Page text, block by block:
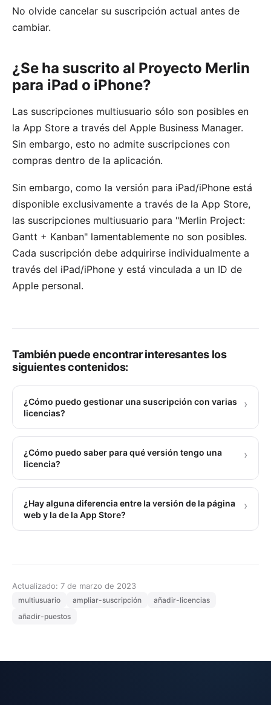
No olvide cancelar su suscripción actual antes de
cambiar.
¿Se ha suscrito al Proyecto Merlin
para iPad o iPhone?
Las suscripciones multiusuario sólo son posibles en
la App Store a través del Apple Business Manager.
Sin embargo, esto no admite suscripciones con
compras dentro de la aplicación.
Sin embargo, como la versión para iPad/iPhone está
disponible exclusivamente a través de la App Store,
las suscripciones multiusuario para "Merlin Project:
Gantt + Kanban" lamentablemente no son posibles.
Cada suscripción debe adquirirse individualmente a
través del iPad/iPhone y está vinculada a un ID de
Apple personal.
También puede encontrar interesantes los
siguientes contenidos:
¿Cómo puedo gestionar una suscripción con varias
licencias?
›
¿Cómo puedo saber para qué versión tengo una
licencia?
›
¿Hay alguna diferencia entre la versión de la página
web y la de la App Store?
›
Actualizado: 7 de marzo de 2023
multiusuario ampliar-suscripción
añadir-licencias
añadir-puestos